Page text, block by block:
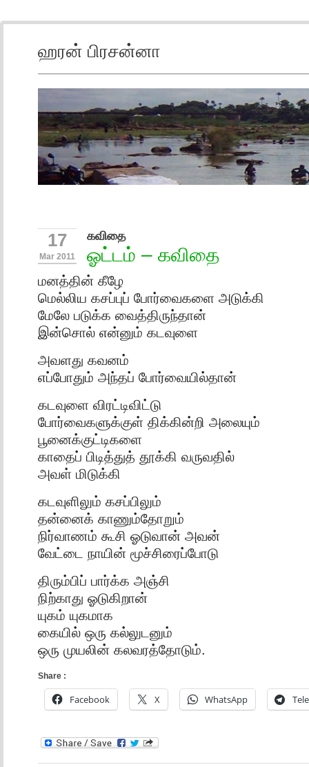
ஹரன் பிரசன்னா
17
Mar 2011
கவிதை
ஓட்டம் – கவிதை
மனத்தின் கீழே
மெல்லிய கசப்புப் போர்வைகளை அடுக்கி
மேலே படுக்க வைத்திருந்தான்
இன்சொல் என்னும் கடவுளை
அவளது கவனம்
எப்போதும் அந்தப் போர்வையில்தான்
கடவுளை விரட்டிவிட்டு
போர்வைகளுக்குள் திக்கின்றி அலையும்
பூனைக்குட்டிகளை
காதைப் பிடித்துத் தூக்கி வருவதில்
அவள் மிடுக்கி
கடவுளிலும் கசப்பிலும்
தன்னைக் காணும்தோறும்
நிர்வாணம் கூசி ஓடுவான் அவன்
வேட்டை நாயின் மூச்சிரைப்போடு
திரும்பிப் பார்க்க அஞ்சி
நிற்காது ஓடுகிறான்
யுகம் யுகமாக
கையில் ஒரு கல்லுடனும்
ஒரு முயலின் கலவரத்தோடும்.
Share :
Facebook X WhatsApp